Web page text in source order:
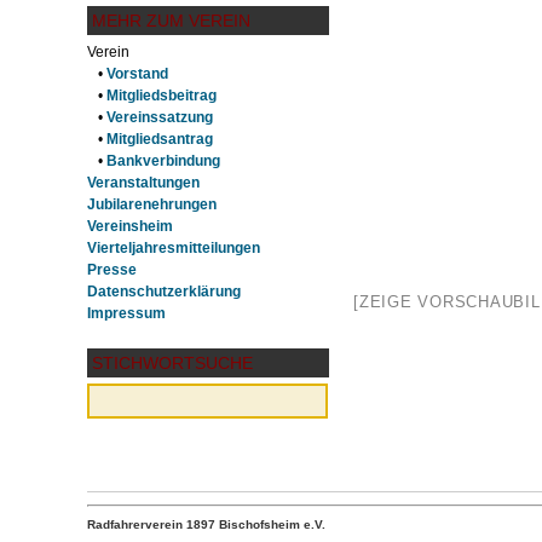
[ZEIGE
MEHR ZUM VEREIN
Verein
• Vorstand
• Mitgliedsbeitrag
• Vereinssatzung
• Mitgliedsantrag
• Bankverbindung
Veranstaltungen
Jubilarenehrungen
Vereinsheim
Vierteljahresmitteilungen
Presse
Datenschutzerklärung
Impressum
STICHWORTSUCHE
Radfahrerverein 1897 Bischofsheim e.V.